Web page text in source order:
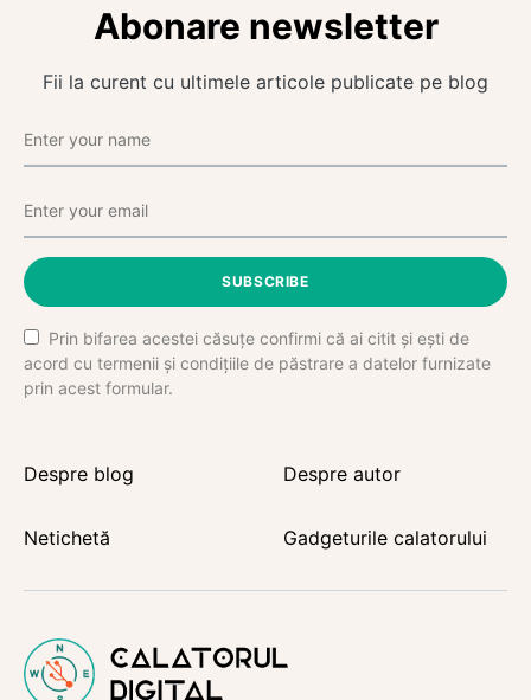
Abonare newsletter
Fii la curent cu ultimele articole publicate pe blog
SUBSCRIBE
Prin bifarea acestei căsuțe confirmi că ai citit și ești de
acord cu termenii și condițiile de păstrare a datelor furnizate
prin acest formular.
Despre blog Despre autor
Netichetă Gadgeturile calatorului